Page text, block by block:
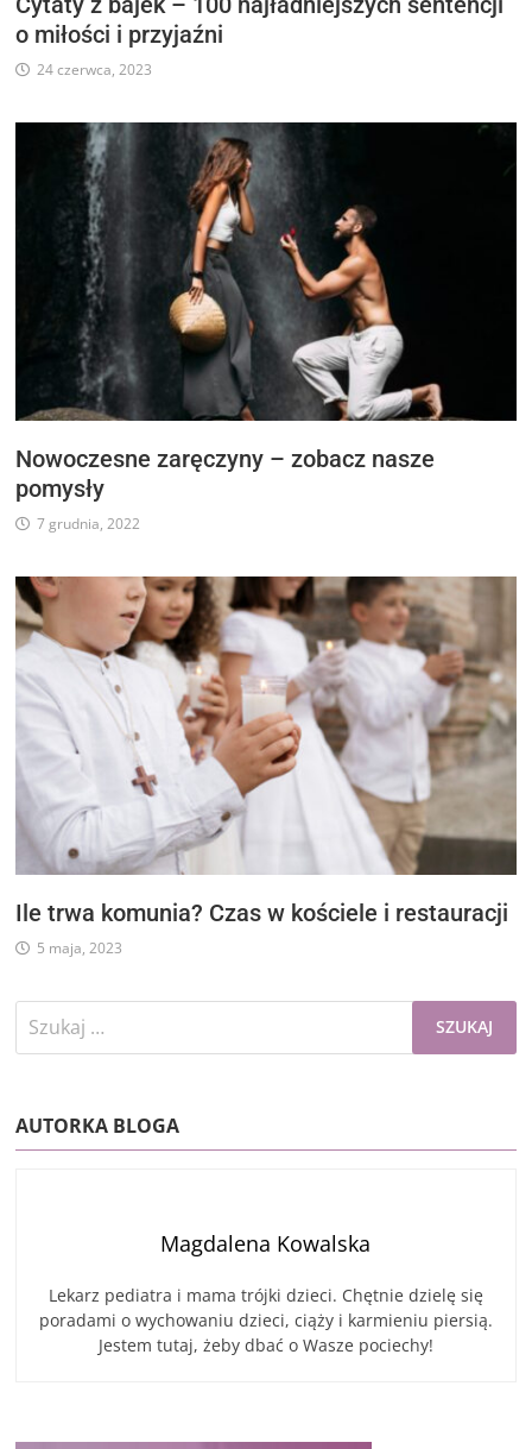
o miłości i przyjaźni
24 czerwca, 2023
Nowoczesne zaręczyny – zobacz nasze
pomysły
7 grudnia, 2022
Ile trwa komunia? Czas w kościele i restauracji
5 maja, 2023
Szukaj:
AUTORKA BLOGA
Magdalena Kowalska
Lekarz pediatra i mama trójki dzieci. Chętnie dzielę się
poradami o wychowaniu dzieci, ciąży i karmieniu piersią.
Jestem tutaj, żeby dbać o Wasze pociechy!